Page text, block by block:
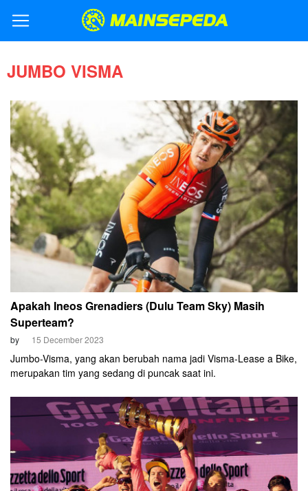
JUMBO VISMA
Apakah Ineos Grenadiers (Dulu Team Sky) Masih
Superteam?
by 15 December 2023
Jumbo-Visma, yang akan berubah nama jadi Visma-Lease a Bike,
merupakan tim yang sedang di puncak saat ini.